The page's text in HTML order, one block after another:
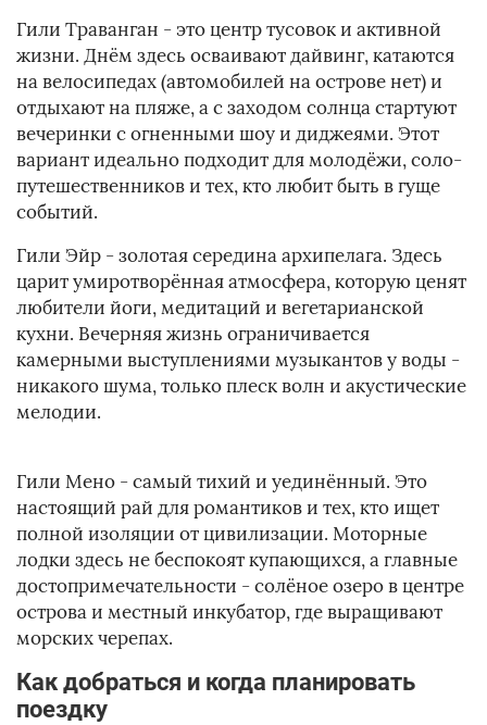
Гили Траванган - это центр тусовок и активной
жизни. Днём здесь осваивают дайвинг, катаются
на велосипедах (автомобилей на острове нет) и
отдыхают на пляже, а с заходом солнца стартуют
вечеринки с огненными шоу и диджеями. Этот
вариант идеально подходит для молодёжи, соло-
путешественников и тех, кто любит быть в гуще
событий.
Гили Эйр - золотая середина архипелага. Здесь
царит умиротворённая атмосфера, которую ценят
любители йоги, медитаций и вегетарианской
кухни. Вечерняя жизнь ограничивается
камерными выступлениями музыкантов у воды -
никакого шума, только плеск волн и акустические
мелодии.
Гили Мено - самый тихий и уединённый. Это
настоящий рай для романтиков и тех, кто ищет
полной изоляции от цивилизации. Моторные
лодки здесь не беспокоят купающихся, а главные
достопримечательности - солёное озеро в центре
острова и местный инкубатор, где выращивают
морских черепах.
Как добраться и когда планировать
поездку